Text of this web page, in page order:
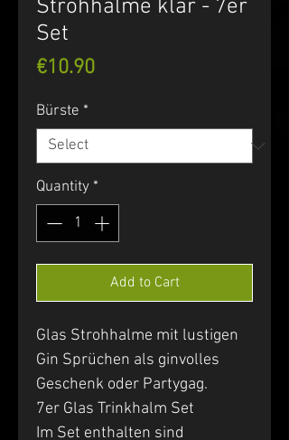
Strohhalme klar - 7er
Set
€10.90Price
Bürste *
Quantity *
Add to Cart
Glas Strohhalme mit lustigen
Gin Sprüchen als ginvolles
Geschenk oder Partygag.
7er Glas Trinkhalm Set
Im Set enthalten sind